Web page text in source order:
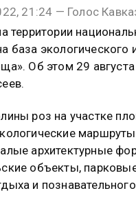
21:24 — Голос
территории
база экологического
Об этом 29
роз на участке
архитектурные
объекты,
и